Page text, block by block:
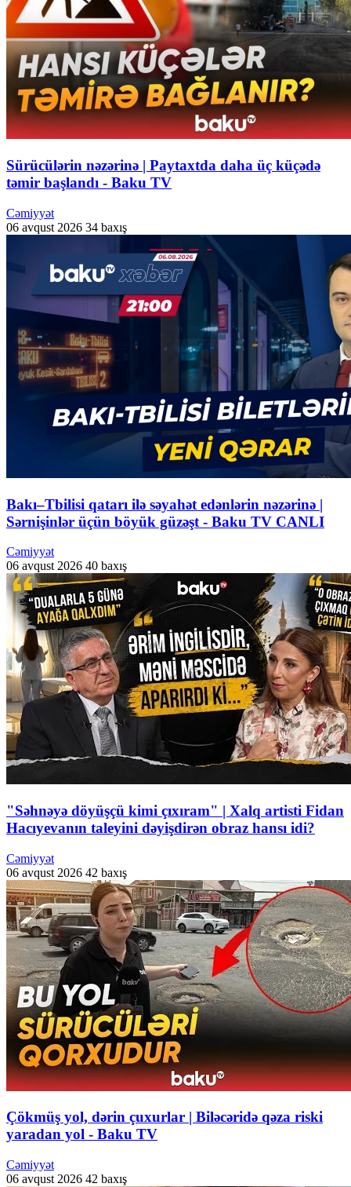
Sürücülərin nəzərinə | Paytaxtda daha üç küçədə
təmir başlandı - Baku TV
Cəmiyyət
06 avqust 2026 34 baxış
Bakı–Tbilisi qatarı ilə səyahət edənlərin nəzərinə |
Sərnişinlər üçün böyük güzəşt - Baku TV CANLI
Cəmiyyət
06 avqust 2026 40 baxış
"Səhnəyə döyüşçü kimi çıxıram" | Xalq artisti Fidan
Hacıyevanın taleyini dəyişdirən obraz hansı idi?
Cəmiyyət
06 avqust 2026 42 baxış
Çökmüş yol, dərin çuxurlar | Biləcəridə qəza riski
yaradan yol - Baku TV
Cəmiyyət
06 avqust 2026 42 baxış